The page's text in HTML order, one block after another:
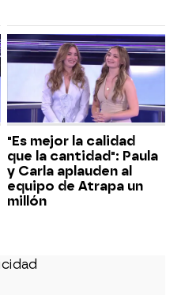
"Es mejor la calidad
que la cantidad": Paula
y Carla aplauden al
equipo de Atrapa un
millón